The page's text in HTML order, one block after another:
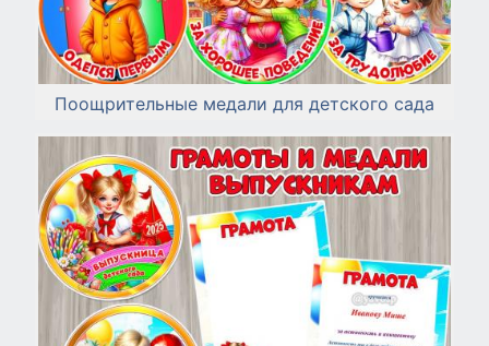
Поощрительные медали для детского сада